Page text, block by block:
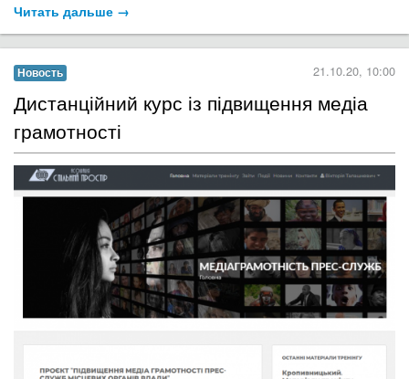
Читать дальше →
Новость 21.10.20, 10:00
Дистанційний курс із підвищення медіа
грамотності